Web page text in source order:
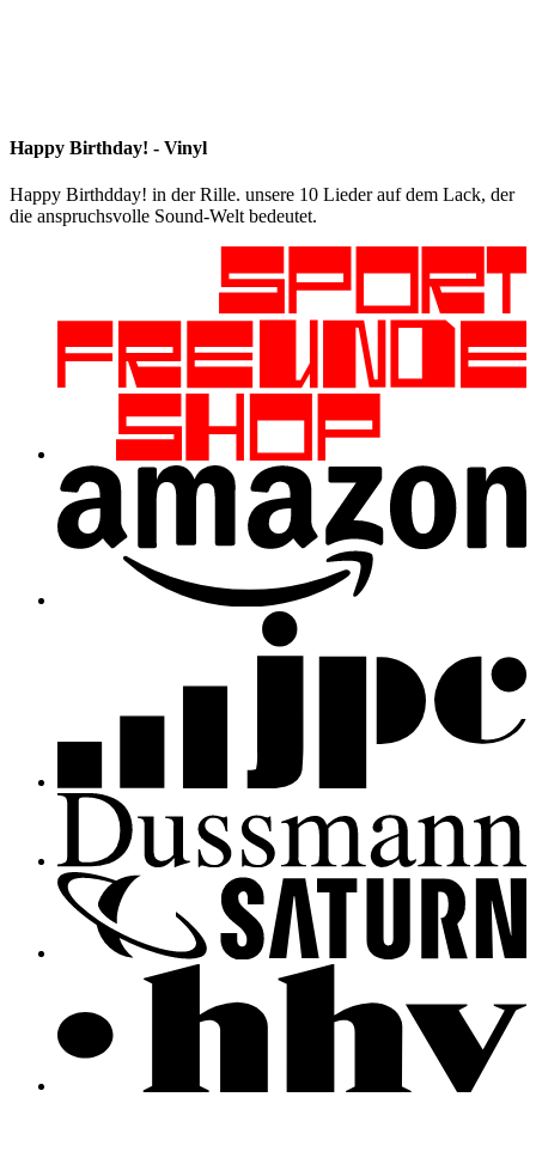
Happy Birthday! - Vinyl
Happy Birthdday! in der Rille. unsere 10 Lieder auf dem Lack, der
die anspruchsvolle Sound-Welt bedeutet.